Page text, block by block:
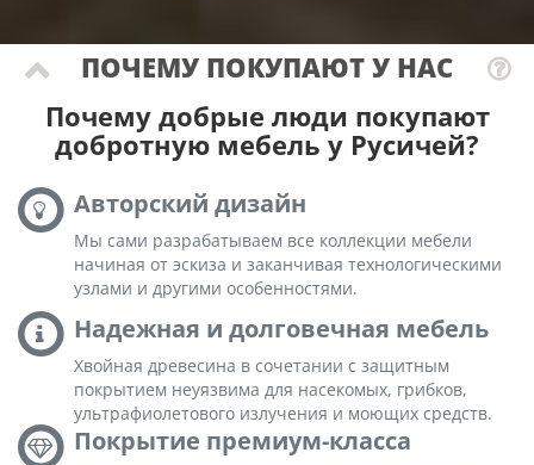
ПОЧЕМУ ПОКУПАЮТ У НАС
Почему добрые люди покупают
добротную мебель у Русичей?
Авторский дизайн
Мы сами разрабатываем все коллекции мебели
начиная от эскиза и заканчивая технологическими
узлами и другими особенностями.
Надежная и долговечная мебель
Хвойная древесина в сочетании с защитным
покрытием неуязвима для насекомых, грибков,
ультрафиолетового излучения и моющих средств.
Покрытие премиум-класса